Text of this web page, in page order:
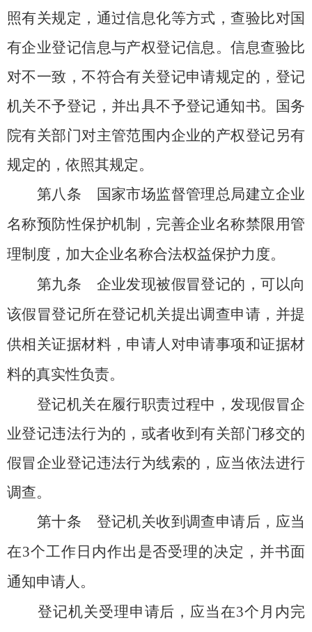
照有关规定，通过信息化等方式，查验比对国
有企业登记信息与产权登记信息。信息查验比
对不一致，不符合有关登记申请规定的，登记
机关不予登记，并出具不予登记通知书。国务
院有关部门对主管范围内企业的产权登记另有
规定的，依照其规定。
第八条 国家市场监督管理总局建立企业
名称预防性保护机制，完善企业名称禁限用管
理制度，加大企业名称合法权益保护力度。
第九条 企业发现被假冒登记的，可以向
该假冒登记所在登记机关提出调查申请，并提
供相关证据材料，申请人对申请事项和证据材
料的真实性负责。
登记机关在履行职责过程中，发现假冒企
业登记违法行为的，或者收到有关部门移交的
假冒企业登记违法行为线索的，应当依法进行
调查。
第十条 登记机关收到调查申请后，应当
在3个工作日内作出是否受理的决定，并书面
通知申请人。
登记机关受理申请后，应当在3个月内完